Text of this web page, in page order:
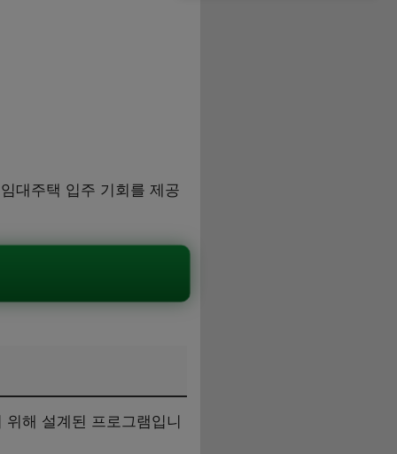
대주택 입주 기회를 제공
해 설계된 프로그램입니